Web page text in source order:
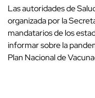
Las autoridades de
organizada por la
mandatarios de los
informar sobre la
Plan Nacional de